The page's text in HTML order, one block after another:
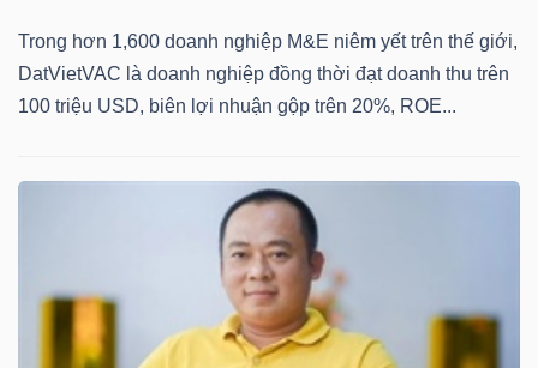
Trong hơn 1,600 doanh nghiệp M&E niêm yết trên thế giới,
DatVietVAC là doanh nghiệp đồng thời đạt doanh thu trên
100 triệu USD, biên lợi nhuận gộp trên 20%, ROE...
TÀI
CHÍNH